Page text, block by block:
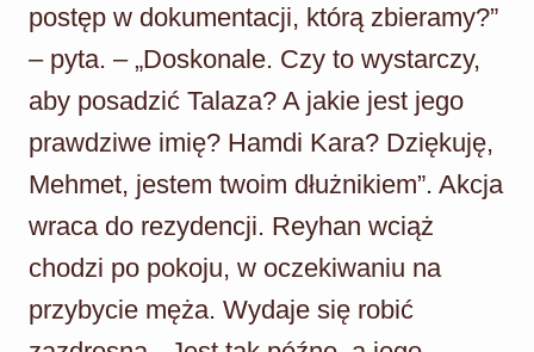
postęp w dokumentacji, którą zbieramy?”
– pyta. – „Doskonale. Czy to wystarczy,
aby posadzić Talaza? A jakie jest jego
prawdziwe imię? Hamdi Kara? Dziękuję,
Mehmet, jestem twoim dłużnikiem”. Akcja
wraca do rezydencji. Reyhan wciąż
chodzi po pokoju, w oczekiwaniu na
przybycie męża. Wydaje się robić